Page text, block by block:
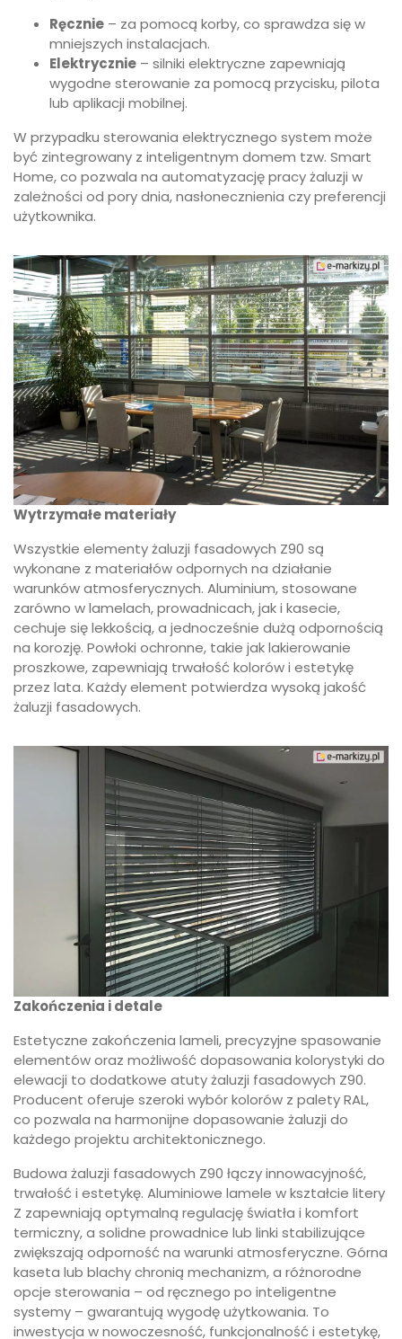
Ręcznie – za pomocą korby, co sprawdza się w
mniejszych instalacjach.
Elektrycznie – silniki elektryczne zapewniają
wygodne sterowanie za pomocą przycisku, pilota
lub aplikacji mobilnej.
W przypadku sterowania elektrycznego system może
być zintegrowany z inteligentnym domem tzw. Smart
Home, co pozwala na automatyzację pracy żaluzji w
zależności od pory dnia, nasłonecznienia czy preferencji
użytkownika.
Wytrzymałe materiały
Wszystkie elementy żaluzji fasadowych Z90 są
wykonane z materiałów odpornych na działanie
warunków atmosferycznych. Aluminium, stosowane
zarówno w lamelach, prowadnicach, jak i kasecie,
cechuje się lekkością, a jednocześnie dużą odpornością
na korozję. Powłoki ochronne, takie jak lakierowanie
proszkowe, zapewniają trwałość kolorów i estetykę
przez lata. Każdy element potwierdza wysoką jakość
żaluzji fasadowych.
Zakończenia i detale
Estetyczne zakończenia lameli, precyzyjne spasowanie
elementów oraz możliwość dopasowania kolorystyki do
elewacji to dodatkowe atuty żaluzji fasadowych Z90.
Producent oferuje szeroki wybór kolorów z palety RAL,
co pozwala na harmonijne dopasowanie żaluzji do
każdego projektu architektonicznego.
Budowa żaluzji fasadowych Z90 łączy innowacyjność,
trwałość i estetykę. Aluminiowe lamele w kształcie litery
Z zapewniają optymalną regulację światła i komfort
termiczny, a solidne prowadnice lub linki stabilizujące
zwiększają odporność na warunki atmosferyczne. Górna
kaseta lub blachy chronią mechanizm, a różnorodne
opcje sterowania – od ręcznego po inteligentne
systemy – gwarantują wygodę użytkowania. To
inwestycja w nowoczesność, funkcjonalność i estetykę,